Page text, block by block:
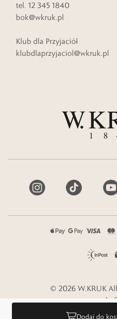
Dodaj do
tel. 12 345 1840
bok@wkruk.pl
Klub dla Przyjaciół
klubdlaprzyjaciol@wkruk.pl
© 2026 W.KRUK
e-commerce